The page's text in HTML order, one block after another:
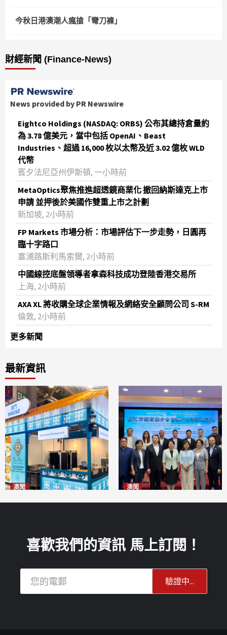
今秋日港澳潮人瘋搶「彎刀褲」
財經新聞 (Finance-News)
News provided by PR Newswire
Eightco Holdings (NASDAQ: ORBS) 公布其總持倉量約
為 3.78 億美元，當中包括 OpenAI、Beast
Industries、超過 16,000 枚以太幣及近 3.02 億枚 WLD
代幣
賓夕法尼亞州伊斯頓, 一小時前
MetaOptics聚焦推進超透鏡商業化 撤回納斯達克上市
申請 並押後於美國作雙重上市之計劃
新加坡, 2小時前
FP Markets 市場分析：市場評估下一步走勢，日圓再
臨十字路口
塞浦路斯利馬索爾, 2小時前
中國線控底盤領導者拿森科技成功登陸香港交易所
上海, 2小時前
AXA XL 將收購全球企業情報及網絡安全顧問公司 S-RM
倫敦, 2小時前
更多新聞
最新資訊
澳聞 澳聞
喜歡我們的資訊 馬上訂閱！